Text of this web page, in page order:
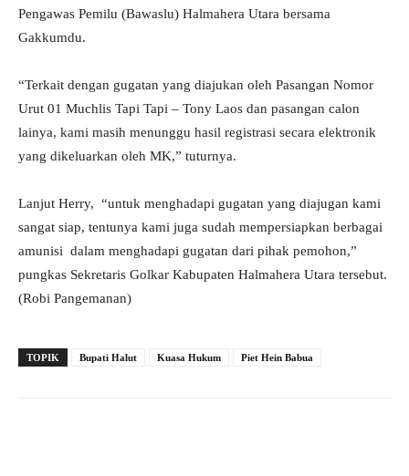
Pengawas Pemilu (Bawaslu) Halmahera Utara bersama
Gakkumdu.
“Terkait dengan gugatan yang diajukan oleh Pasangan Nomor
Urut 01 Muchlis Tapi Tapi – Tony Laos dan pasangan calon
lainya, kami masih menunggu hasil registrasi secara elektronik
yang dikeluarkan oleh MK,” tuturnya.
Lanjut Herry, “untuk menghadapi gugatan yang diajugan kami
sangat siap, tentunya kami juga sudah mempersiapkan berbagai
amunisi dalam menghadapi gugatan dari pihak pemohon,”
pungkas Sekretaris Golkar Kabupaten Halmahera Utara tersebut.
(Robi Pangemanan)
TOPIK Bupati Halut Kuasa Hukum Piet Hein Babua